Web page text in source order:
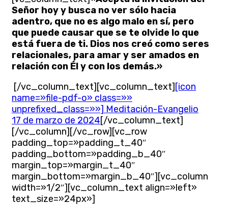
Señor hoy y busca no ver sólo hacia
adentro, que no es algo malo en sí, pero
que puede causar que se te olvide lo que
está fuera de ti. Dios nos creó como seres
relacionales, para amar y ser amados en
relación con Él y con los demás.»
[/vc_column_text][vc_column_text] [icon
name=»file-pdf-o» class=»»
unprefixed_class=»»] Meditación-Evangelio
17 de marzo de 2024[/vc_column_text]
[/vc_column][/vc_row][vc_row
padding_top=»padding_t_40″
padding_bottom=»padding_b_40″
margin_top=»margin_t_40″
margin_bottom=»margin_b_40″][vc_column
width=»1/2″][vc_column_text align=»left»
text_size=»24px»]